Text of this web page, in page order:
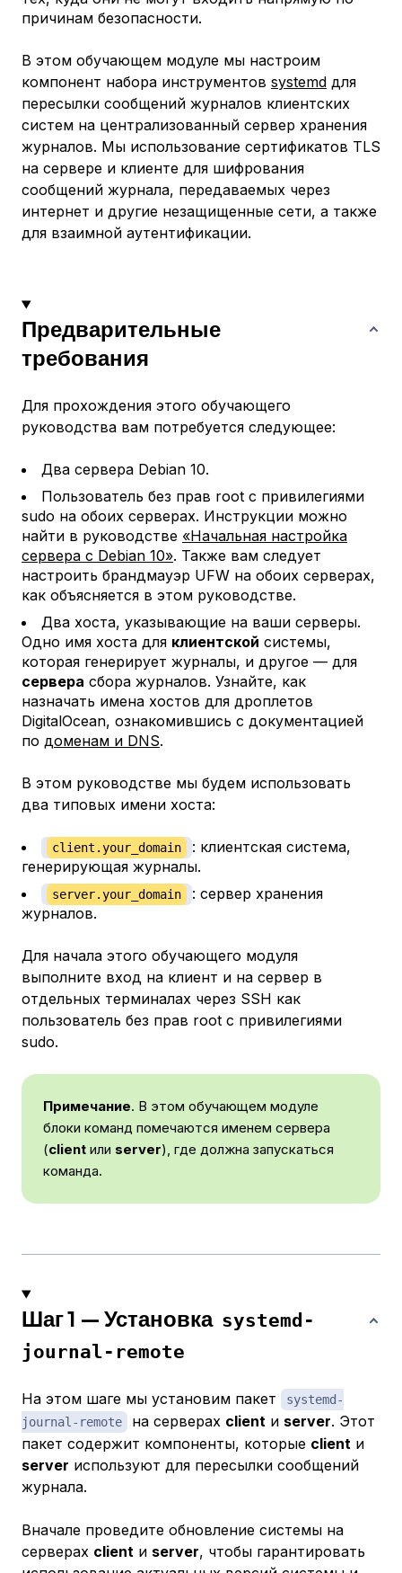
причинам безопасности.
В этом обучающем модуле мы настроим
компонент набора инструментов systemd для
пересылки сообщений журналов клиентских
систем на централизованный сервер хранения
журналов. Мы использование сертификатов TLS
на сервере и клиенте для шифрования
сообщений журнала, передаваемых через
интернет и другие незащищенные сети, а также
для взаимной аутентификации.
Предварительные
требования
Для прохождения этого обучающего
руководства вам потребуется следующее:
Два сервера Debian 10.
Пользователь без прав root с привилегиями
sudo на обоих серверах. Инструкции можно
найти в руководстве «Начальная настройка
сервера с Debian 10». Также вам следует
настроить брандмауэр UFW на обоих серверах,
как объясняется в этом руководстве.
Два хоста, указывающие на ваши серверы.
Одно имя хоста для клиентской системы,
которая генерирует журналы, и другое — для
сервера сбора журналов. Узнайте, как
назначать имена хостов для дроплетов
DigitalOcean, ознакомившись с документацией
по доменам и DNS.
В этом руководстве мы будем использовать
два типовых имени хоста:
client.your_domain
: клиентская система,
генерирующая журналы.
server.your_domain
: сервер хранения
журналов.
Для начала этого обучающего модуля
выполните вход на клиент и на сервер в
отдельных терминалах через SSH как
пользователь без прав root с привилегиями
sudo.
Примечание. В этом обучающем модуле
блоки команд помечаются именем сервера
(client или server), где должна запускаться
команда.
Шаг 1 — Установка systemd-
journal-remote
На этом шаге мы установим пакет
systemd-
journal-remote
на серверах client и server. Этот
пакет содержит компоненты, которые client и
server используют для пересылки сообщений
журнала.
Вначале проведите обновление системы на
серверах client и server, чтобы гарантировать